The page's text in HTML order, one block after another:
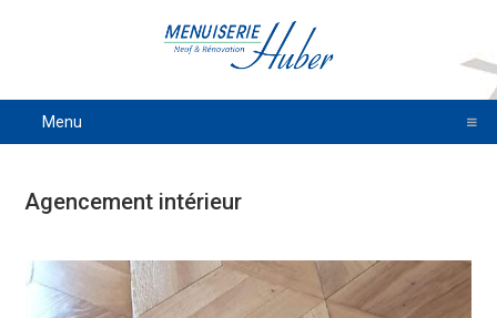
Menu
Agencement intérieur